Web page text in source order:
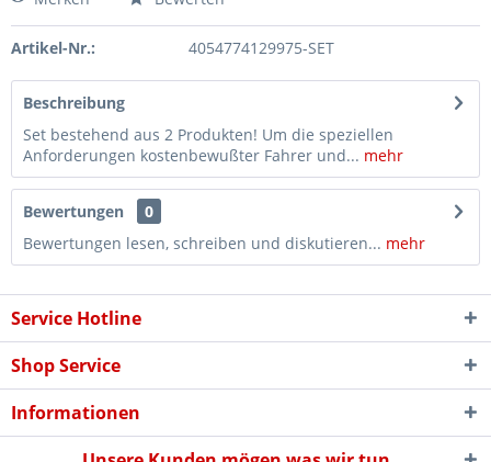
Artikel-Nr.: 4054774129975-SET
Beschreibung
Set bestehend aus 2 Produkten! Um die speziellen
Anforderungen kostenbewußter Fahrer und... mehr
Bewertungen
0
Bewertungen lesen, schreiben und diskutieren... mehr
Service Hotline
Shop Service
Informationen